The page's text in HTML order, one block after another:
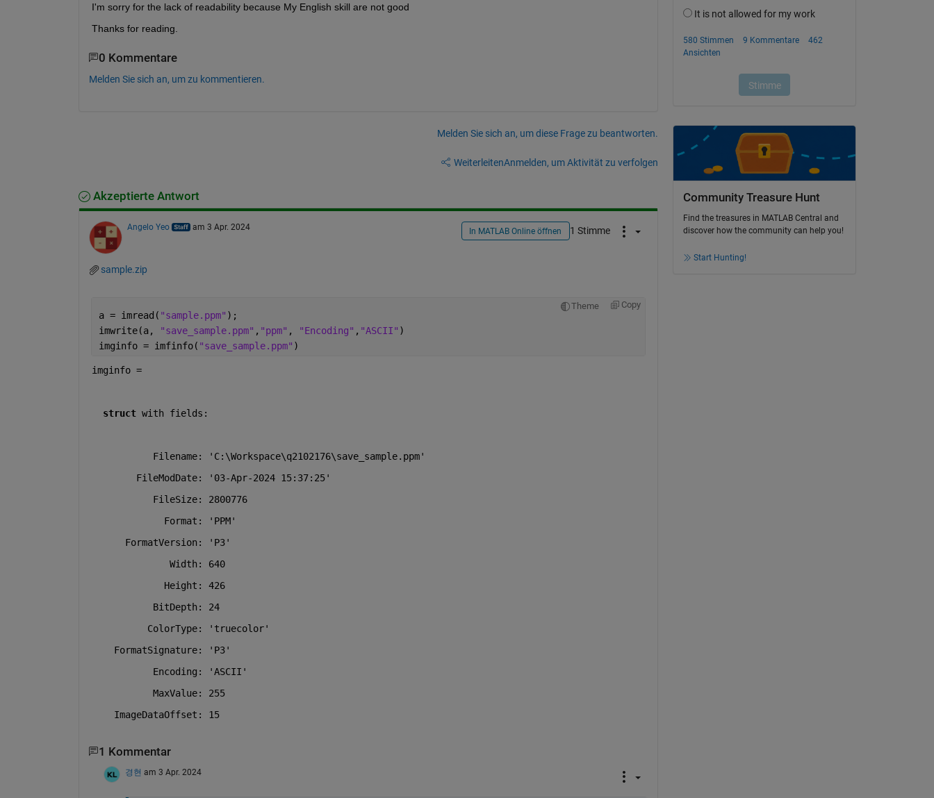
I'm sorry for the lack of readability because My English skill are not good
Thanks for reading.
0 Kommentare
Melden Sie sich an, um zu kommentieren.
Melden Sie sich an, um diese Frage zu beantworten.
WeiterleitenAnmelden, um Aktivität zu verfolgen
Akzeptierte Antwort
Angelo Yeo am 3 Apr. 2024 In MATLAB Online öffnen 1 Stimme
sample.zip
Theme Copy
a = imread( "sample.ppm" );
imwrite(a,
"save_sample.ppm" , "ppm" , "Encoding" , "ASCII" )
imginfo = imfinfo( "save_sample.ppm" )
imginfo =
struct with fields:
           Filename: 'C:\Workspace\q2102176\save_sample.ppm'
        FileModDate: '03-Apr-2024 15:37:25'
           FileSize: 2800776
             Format: 'PPM'
      FormatVersion: 'P3'
              Width: 640
             Height: 426
           BitDepth: 24
          ColorType: 'truecolor'
    FormatSignature: 'P3'
           Encoding: 'ASCII'
           MaxValue: 255
    ImageDataOffset: 15
1 Kommentar
경현 am 3 Apr. 2024
Community Treasure Hunt
Find the treasures in MATLAB Central and
discover how the community can help you!
Start Hunting!